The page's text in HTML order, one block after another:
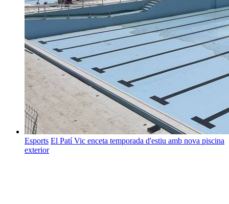
Esports El Patí Vic enceta temporada d'estiu amb nova piscina
exterior